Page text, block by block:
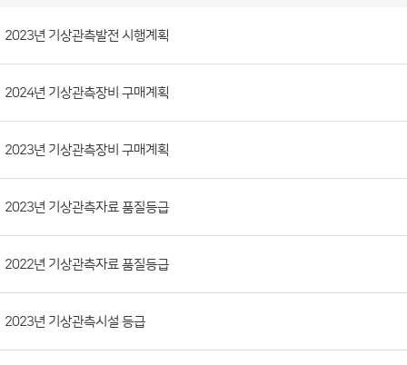
공
개
정
보
목
록
류,
첨
부
일,
조
2023년 기상관측발전 시행계획
2024년 기상관측장비 구매계획
2023년 기상관측장비 구매계획
2023년 기상관측자료 품질등급
2022년 기상관측자료 품질등급
2023년 기상관측시설 등급